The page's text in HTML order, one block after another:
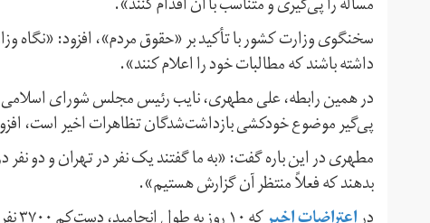
سخنگوی وزارت کشور با تأکید بر «حقوق مردم»، افزود: «نگاه
داشته باشند که مطالبات خود را اعلام کنند».
در همین رابطه، علی مطهری، نایب رئیس مجلس شورای اسلامی،
پی‌گیر موضوع خودکشی بازداشت‌شدگان تظاهرات اخیر است،
مطهری در این باره گفت: «به ما گفتند یک نفر در تهران و دو
بدهند که فعلاً منتظر آن گزارش هستیم».